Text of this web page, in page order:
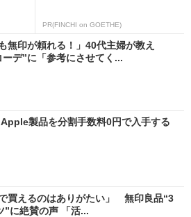
PR(FINCHI on GOETHE)
無印が頼れる！」40代主婦が教え
ーデ”に「参考にさせてく...
製品を分割手数料0円で入手する
で買えるのはありがたい」 無印良品“3
”に絶賛の声 「活...